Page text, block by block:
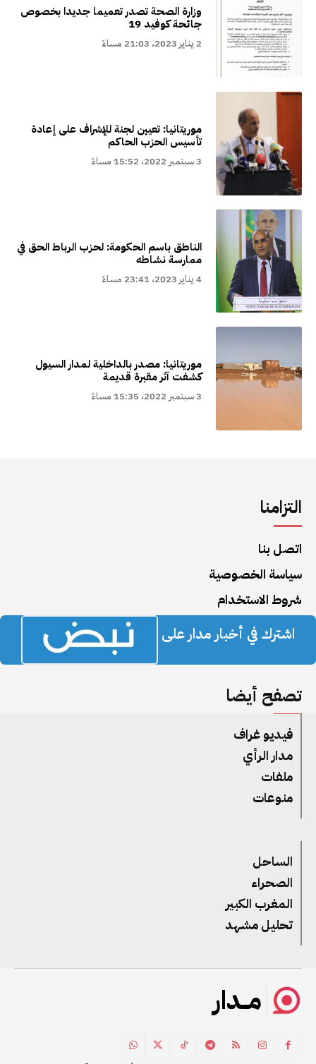
وزارة الصحة تصدر تعميما جديدا بخصوص
جائحة كوفيد 19
2 يناير 2023، 21:03 مساءً
موريتانيا: تعيين لجنة للإشراف على إعادة
تأسيس الحزب الحاكم
3 سبتمبر 2022، 15:52 مساءً
الناطق باسم الحكومة: لحزب الرباط الحق في
ممارسة نشاطه
4 يناير 2023، 23:41 مساءً
موريتانيا: مصدر بالداخلية لمدار السيول
كشفت آثر مقبرة قديمة
3 سبتمبر 2022، 15:35 مساءً
التزامنا
اتصل بنا
سياسة الخصوصية
شروط الاستخدام
اشترك في أخبار مدار على
تصفح أيضا
فيديو غراف
مدار الرأي
ملفات
منوعات
الساحل
الصحراء
المغرب الكبير
تحليل مشهد
مــدار